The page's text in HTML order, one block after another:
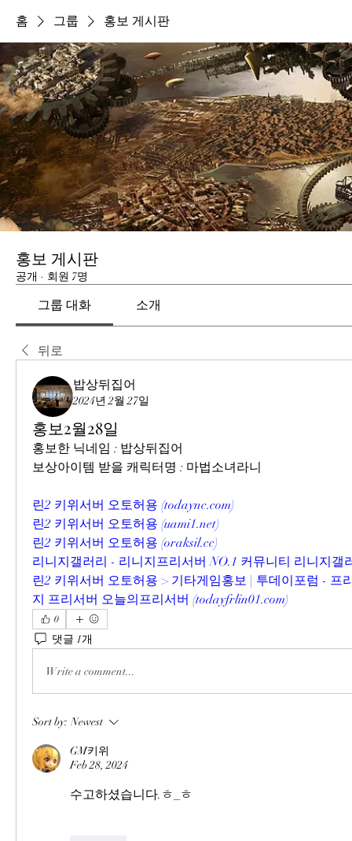
홈 그룹 홍보 게시판
홍보 게시판
공개 · 회원 7명
그룹 대화 소개
뒤로
밥상뒤집어
2024년 2월 27일
홍보2월28일
홍보한 닉네임 : 밥상뒤집어
보상아이템 받을 캐릭터명 : 마법소녀라니
린2 키위서버 오토허용 (todaync.com)
린2 키위서버 오토허용 (uami1.net)
린2 키위서버 오토허용 (oraksil.cc)
리니지갤러리 - 리니지프리서버 NO.1 커뮤니티 리니지갤
린2 키위서버 오토허용 > 기타게임홍보 | 투데이포럼 - 프
지 프리서버 오늘의프리서버 (todayfrlin01.com)
0
댓글 1개
Write a comment...
Sort by: Newest
GM키위
Feb 28, 2024
수고하셨습니다.ㅎ_ㅎ